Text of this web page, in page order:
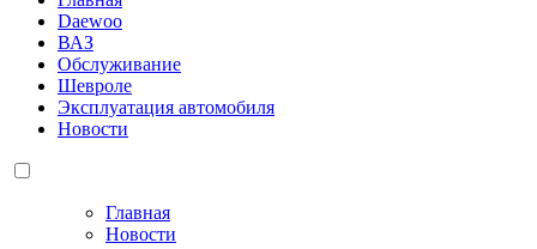
Daewoo
ВАЗ
Обслуживание
Шевроле
Эксплуатация автомобиля
Новости
Главная
Новости